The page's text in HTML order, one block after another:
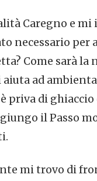
Caregno e
necessario per
Come sarà la
ad
priva di
il Passo
mi trovo di